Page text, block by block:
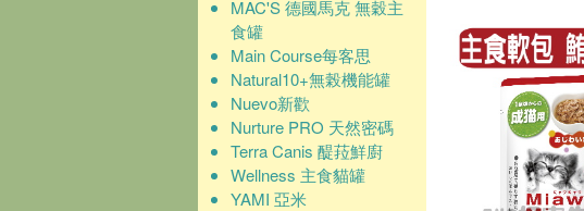
MAC'S 德國馬克 無穀主
食罐
Main Course每客思
Natural10+無榖機能罐
Nuevo新歡
Nurture PRO 天然密碼
Terra Canis 醍菈鮮廚
Wellness 主食貓罐
YAMI 亞米